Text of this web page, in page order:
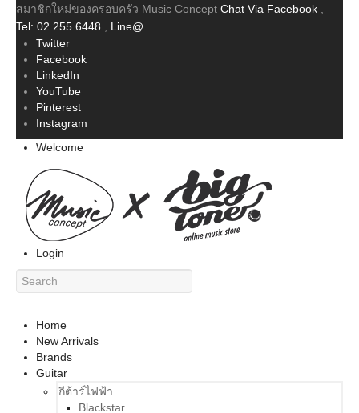
สมาชิกใหม่ของครอบครัว Music Concept Chat Via Facebook
Tel: 02 255 6448
Line@
Twitter
Facebook
LinkedIn
YouTube
Pinterest
Instagram
Welcome
Login
Home
New Arrivals
Brands
Guitar
กีต้าร์ไฟฟ้า
Blackstar